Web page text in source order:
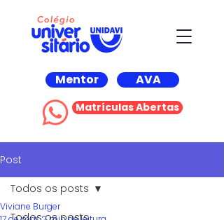
Mentor AVA
Matrículas Abertas
Post
Todos os posts
Todos os posts
Viviane Burger